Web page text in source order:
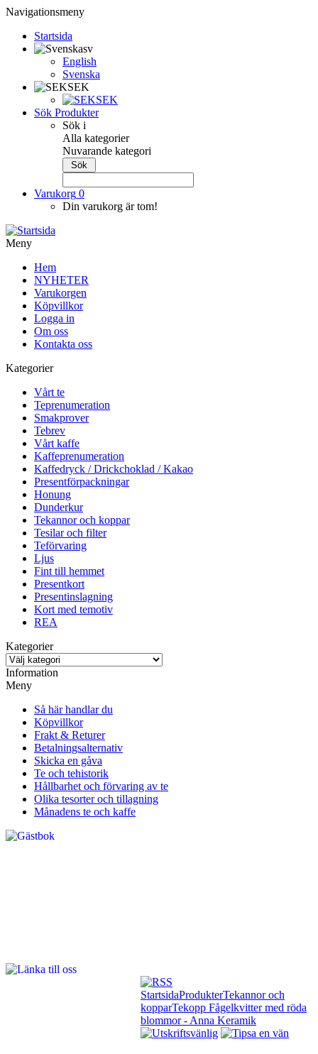
Navigationsmeny
Startsida
sv
English
Svenska
SEK
SEK
Sök Produkter
Sök i
Alla kategorier
Nuvarande kategori
Varukorg 0
Din varukorg är tom!
Meny
Hem
NYHETER
Varukorgen
Köpvillkor
Logga in
Om oss
Kontakta oss
Kategorier
Vårt te
Teprenumeration
Smakprover
Tebrev
Vårt kaffe
Kaffeprenumeration
Kaffedryck / Drickchoklad / Kakao
Presentförpackningar
Honung
Dunderkur
Tekannor och koppar
Tesilar och filter
Teförvaring
Ljus
Fint till hemmet
Presentkort
Presentinslagning
Kort med temotiv
REA
Kategorier
Information
Meny
Så här handlar du
Köpvillkor
Frakt & Returer
Betalningsalternativ
Skicka en gåva
Te och tehistorik
Hållbarhet och förvaring av te
Olika tesorter och tillagning
Månadens te och kaffe
StartsidaProdukterTekannor och
kopparTekopp Fågelkvitter med röda
blommor - Anna Keramik